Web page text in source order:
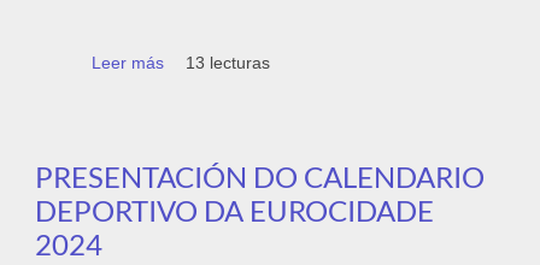
Leer más sobre Trece eventos deportivos reunirán
13 lecturas
PRESENTACIÓN DO CALENDARIO
DEPORTIVO DA EUROCIDADE
2024